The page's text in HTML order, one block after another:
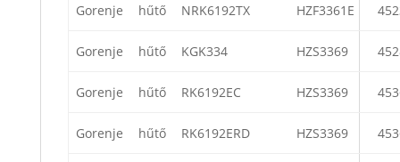
Gorenje hűtő NRK6192TX HZF3361E
Gorenje hűtő KGK334 HZS3369
Gorenje hűtő RK6192EC HZS3369
Gorenje hűtő RK6192ERD HZS3369